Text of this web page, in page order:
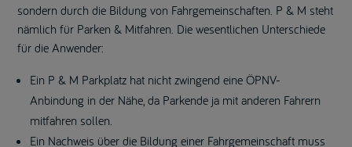
sondern durch die Bildung von Fahrgemeinschaften. P & M steht
nämlich für Parken & Mitfahren. Die wesentlichen Unterschiede
für die Anwender:
Ein P & M Parkplatz hat nicht zwingend eine ÖPNV-
Anbindung in der Nähe, da Parkende ja mit anderen Fahrern
mitfahren sollen.
Ein Nachweis über die Bildung einer Fahrgemeinschaft muss